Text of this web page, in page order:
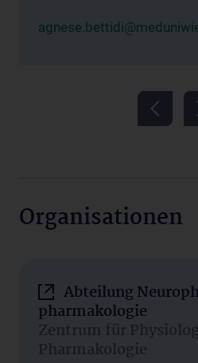
Organisationen
Abteilung
pharmakologie
Zentrum für
Pharmakologie